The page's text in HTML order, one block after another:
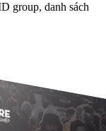
group, danh sách